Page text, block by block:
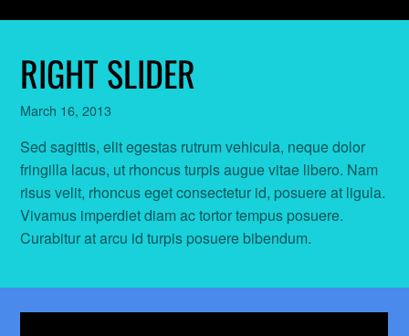
RIGHT SLIDER
March 16, 2013
Sed sagittis, elit egestas rutrum vehicula, neque dolor
fringilla lacus, ut rhoncus turpis augue vitae libero. Nam
risus velit, rhoncus eget consectetur id, posuere at ligula.
Vivamus imperdiet diam ac tortor tempus posuere.
Curabitur at arcu id turpis posuere bibendum.